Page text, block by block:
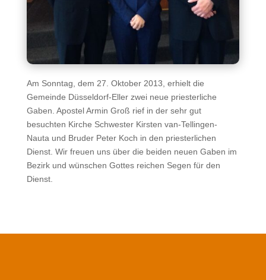
Am Sonntag, dem 27. Oktober 2013, erhielt die
Gemeinde Düsseldorf-Eller zwei neue priesterliche
Gaben. Apostel Armin Groß rief in der sehr gut
besuchten Kirche Schwester Kirsten van-Tellingen-
Nauta und Bruder Peter Koch in den priesterlichen
Dienst. Wir freuen uns über die beiden neuen Gaben im
Bezirk und wünschen Gottes reichen Segen für den
Dienst.